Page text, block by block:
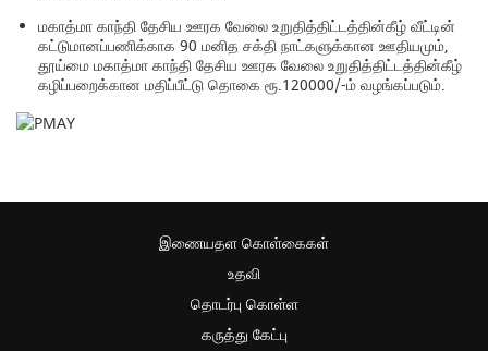
மகாத்மா காந்தி தேசிய ஊரக வேலை உறுதித்திட்டத்தின்கீழ் வீட்டின்
கட்டுமானப்பணிக்காக 90 மனித சக்தி நாட்களுக்கான ஊதியமும்,
தூய்மை மகாத்மா காந்தி தேசிய ஊரக வேலை உறுதித்திட்டத்தின்கீழ்
கழிப்பறைக்கான மதிப்பீட்டு தொகை ரூ.120000/-ம் வழங்கப்படும்.
இணையதள கொள்கைகள்
உதவி
தொடர்பு கொள்ள
கருத்து கேட்பு